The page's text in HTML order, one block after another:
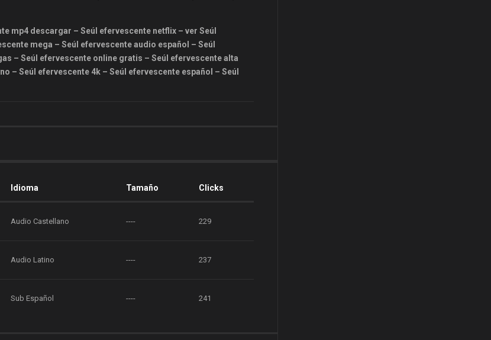
mp4 descargar – Seúl efervescente netflix – ver Seúl
mega – Seúl efervescente audio español – Seúl
– Seúl efervescente online gratis – Seúl efervescente alta
– Seúl efervescente 4k – Seúl efervescente español – Seúl
Idioma Tamaño Clicks
Audio Castellano ---- 229
Audio Latino ---- 237
Sub Español ---- 241